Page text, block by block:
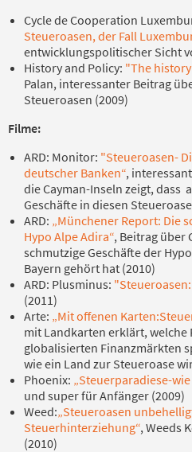
Cycle de Cooperation
Steueroasen, der Fall
entwicklungspolitischer Sicht
History and Policy: "The
Palan, interessanter Beitrag
Steueroasen (2009)
Filme:
ARD: Monitor: "Steueroasen-
deutscher Banken“,
die Cayman-Inseln zeigt, dass
Geschäfte in diesen
ARD: „Münchener Report: Die
Hypo Alpe Adira“, Beitrag über
schmutzige Geschäfte der
Bayern gehört hat (2010)
ARD: Plusminus:
(2011)
Arte: „Mit offenen
mit Landkarten erklärt, welche
globalisierten Finanzmärkten
wie ein Land zur Steueroase
Phoenix: „Steuerparadiese-
und super für Anfänger (2009)
Weed:„Steueroasen
Steuerhinterziehung“, Weeds
(2010)